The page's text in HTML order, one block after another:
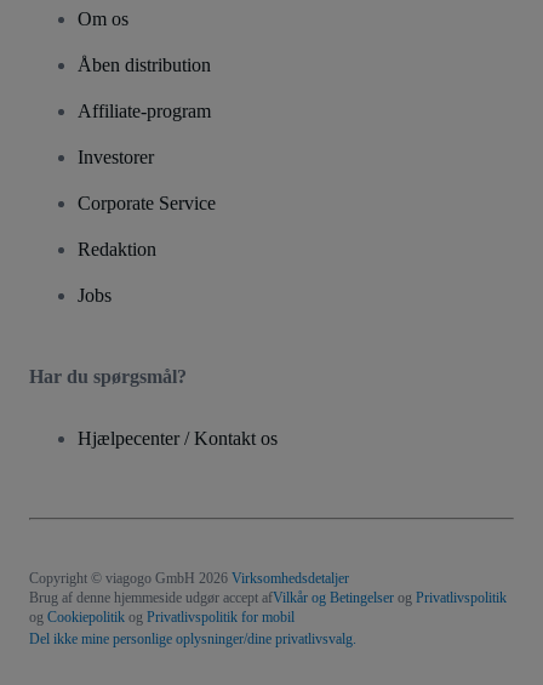
Om os
Åben distribution
Affiliate-program
Investorer
Corporate Service
Redaktion
Jobs
Har du spørgsmål?
Hjælpecenter / Kontakt os
Copyright © viagogo GmbH 2026 Virksomhedsdetaljer
Brug af denne hjemmeside udgør accept afVilkår og Betingelser og Privatlivspolitik
og Cookiepolitik og Privatlivspolitik for mobil
Del ikke mine personlige oplysninger/dine privatlivsvalg.